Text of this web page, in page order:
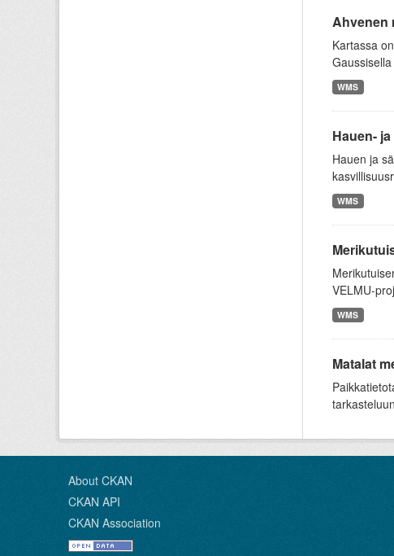
Ahvenen
Kartassa
WMS
Hauen-
Hauen ja
WMS
VELMU-
WMS
Matalat
About CKAN
CKAN API
CKAN Association